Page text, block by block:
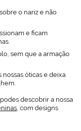
o nariz e não
e ficam
sem que a armação
óticas e deixa
descobrir a nossa
, com designs